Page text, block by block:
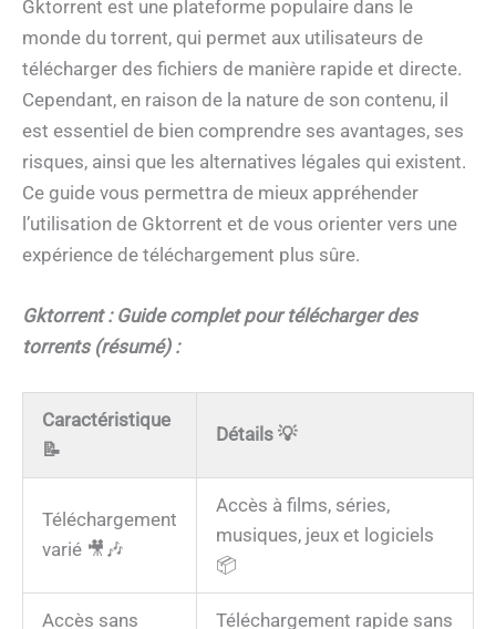
Gktorrent est une plateforme populaire dans le
monde du torrent, qui permet aux utilisateurs de
télécharger des fichiers de manière rapide et directe.
Cependant, en raison de la nature de son contenu, il
est essentiel de bien comprendre ses avantages, ses
risques, ainsi que les alternatives légales qui existent.
Ce guide vous permettra de mieux appréhender
l’utilisation de Gktorrent et de vous orienter vers une
expérience de téléchargement plus sûre.
Gktorrent : Guide complet pour télécharger des
torrents (résumé) :
Caractéristique
📝
Détails 💡
Téléchargement
varié 🎥🎶
Accès à films, séries,
musiques, jeux et logiciels
📦
Accès sans
Téléchargement rapide sans